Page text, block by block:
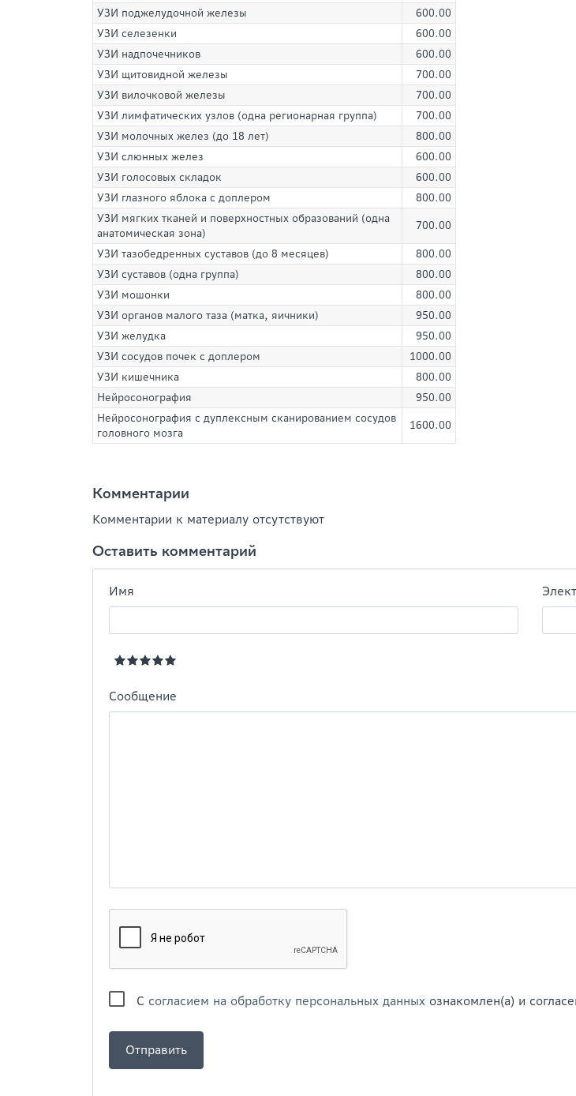
УЗИ поджелудочной железы
600.00
УЗИ селезенки
600.00
УЗИ надпочечников
600.00
УЗИ щитовидной железы
700.00
УЗИ вилочковой железы
700.00
УЗИ лимфатических узлов (одна регионарная группа)
700.00
УЗИ молочных желез (до 18 лет)
800.00
УЗИ слюнных желез
600.00
УЗИ голосовых складок
600.00
УЗИ глазного яблока с доплером
800.00
УЗИ мягких тканей и поверхностных образований (одна
анатомическая зона)
700.00
УЗИ тазобедренных суставов (до 8 месяцев)
800.00
УЗИ суставов (одна группа)
800.00
УЗИ мошонки
800.00
УЗИ органов малого таза (матка, яичники)
950.00
УЗИ желудка
950.00
УЗИ сосудов почек с доплером
1000.00
УЗИ кишечника
800.00
Нейросонография
950.00
Нейросонография с дуплексным сканированием сосудов
головного мозга
1600.00
Комментарии
Комментарии к материалу отсутствуют
Оставить комментарий
Имя
Сообщение
С согласием на обработку персональных данных ознакомлен(а) и